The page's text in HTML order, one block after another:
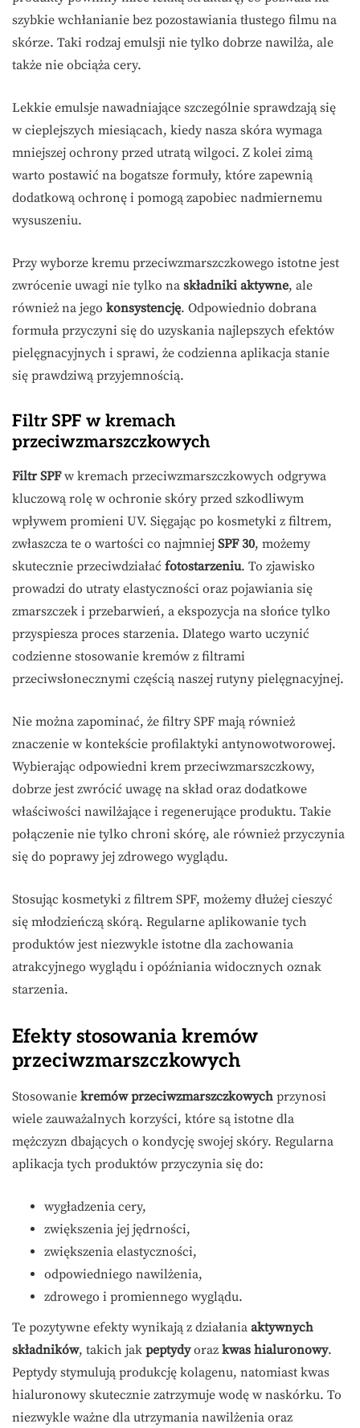
szybkie wchłanianie bez pozostawiania tłustego filmu na
skórze. Taki rodzaj emulsji nie tylko dobrze nawilża, ale
także nie obciąża cery.
Lekkie emulsje nawadniające szczególnie sprawdzają się
w cieplejszych miesiącach, kiedy nasza skóra wymaga
mniejszej ochrony przed utratą wilgoci. Z kolei zimą
warto postawić na bogatsze formuły, które zapewnią
dodatkową ochronę i pomogą zapobiec nadmiernemu
wysuszeniu.
Przy wyborze kremu przeciwzmarszczkowego istotne jest
zwrócenie uwagi nie tylko na składniki aktywne, ale
również na jego konsystencję. Odpowiednio dobrana
formuła przyczyni się do uzyskania najlepszych efektów
pielęgnacyjnych i sprawi, że codzienna aplikacja stanie
się prawdziwą przyjemnością.
Filtr SPF w kremach
przeciwzmarszczkowych
Filtr SPFw kremach przeciwzmarszczkowych odgrywa
kluczową rolę w ochronie skóry przed szkodliwym
wpływem promieni UV. Sięgając po kosmetyki z filtrem,
zwłaszcza te o wartości co najmniej SPF 30, możemy
skutecznie przeciwdziałać fotostarzeniu. To zjawisko
prowadzi do utraty elastyczności oraz pojawiania się
zmarszczek i przebarwień, a ekspozycja na słońce tylko
przyspiesza proces starzenia. Dlatego warto uczynić
codzienne stosowanie kremów z filtrami
przeciwsłonecznymi częścią naszej rutyny pielęgnacyjnej.
Nie można zapominać, że filtry SPF mają również
znaczenie w kontekście profilaktyki antynowotworowej.
Wybierając odpowiedni krem przeciwzmarszczkowy,
dobrze jest zwrócić uwagę na skład oraz dodatkowe
właściwości nawilżające i regenerujące produktu. Takie
połączenie nie tylko chroni skórę, ale również przyczynia
się do poprawy jej zdrowego wyglądu.
Stosując kosmetyki z filtrem SPF, możemy dłużej cieszyć
się młodzieńczą skórą. Regularne aplikowanie tych
produktów jest niezwykle istotne dla zachowania
atrakcyjnego wyglądu i opóźniania widocznych oznak
starzenia.
Efekty stosowania kremów
przeciwzmarszczkowych
Stosowanie kremów przeciwzmarszczkowych przynosi
wiele zauważalnych korzyści, które są istotne dla
mężczyzn dbających o kondycję swojej skóry. Regularna
aplikacja tych produktów przyczynia się do:
wygładzenia cery,
zwiększenia jej jędrności,
zwiększenia elastyczności,
odpowiedniego nawilżenia,
zdrowego i promiennego wyglądu.
Te pozytywne efekty wynikają z działania aktywnych
składników, takich jak peptydyoraz kwas hialuronowy.
Peptydy stymulują produkcję kolagenu, natomiast kwas
hialuronowy skutecznie zatrzymuje wodę w naskórku. To
niezwykle ważne dla utrzymania nawilżenia oraz